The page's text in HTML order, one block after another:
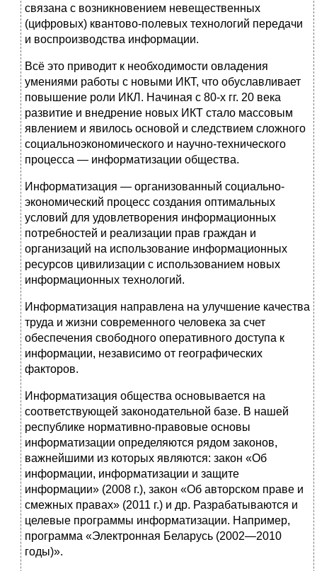
связана с возникновением невещественных
(цифровых) квантово-полевых технологий передачи
и воспроизводства информации.
Всё это приводит к необходимости овладения
умениями работы с новыми ИКТ, что обуславливает
повышение роли ИКЛ. Начиная с 80-х гг. 20 века
развитие и внедрение новых ИКТ стало массовым
явлением и явилось основой и следствием сложного
социальноэкономического и научно-технического
процесса — информатизации общества.
Информатизация — организованный социально-
экономический процесс создания оптимальных
условий для удовлетворения информационных
потребностей и реализации прав граждан и
организаций на использование информационных
ресурсов цивилизации с использованием новых
информационных технологий.
Информатизация направлена на улучшение качества
труда и жизни современного человека за счет
обеспечения свободного оперативного доступа к
информации, независимо от географических
факторов.
Информатизация общества основывается на
соответствующей законодательной базе. В нашей
республике нормативно-правовые основы
информатизации определяются рядом законов,
важнейшими из которых являются: закон «Об
информации, информатизации и защите
информации» (2008 г.), закон «Об авторском праве и
смежных правах» (2011 г.) и др. Разрабатываются и
целевые программы информатизации. Например,
программа «Электронная Беларусь (2002—2010
годы)».